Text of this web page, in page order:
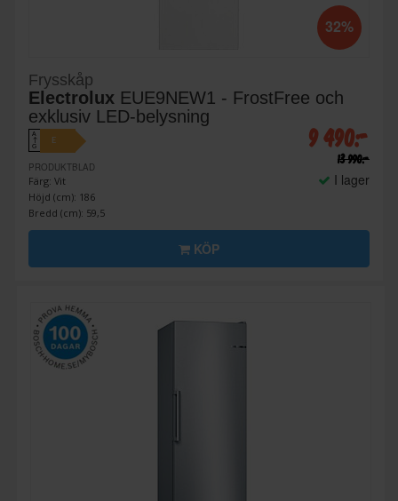
32%
Frysskåp
Electrolux EUE9NEW1 - FrostFree och
exklusiv LED-belysning
A
↑
G
E
PRODUKTBLAD
Färg: Vit
Höjd (cm): 186
Bredd (cm): 59,5
9 490:-
13 990:-
I lager
KÖP